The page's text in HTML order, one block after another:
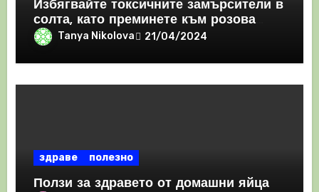
Избягвайте токсичните замърсители в
солта, като преминете към розова
хималайска сол
Tanya Nikolova 21/04/2024
здраве полезно
Ползи за здравето от домашни яйца